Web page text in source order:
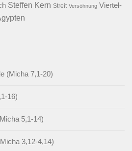
Steffen Kern Streit Versöhnung Viertel-
(Micha 7,1-20)
16)
5,1-14)
3,12-4,14)